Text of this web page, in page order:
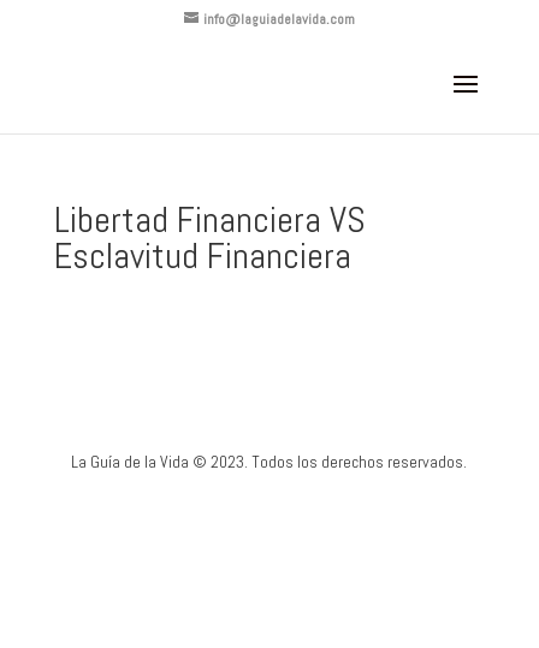
info@laguiadelavida.com
Libertad Financiera VS
Esclavitud Financiera
La Guía de la Vida © 2023. Todos los derechos reservados.